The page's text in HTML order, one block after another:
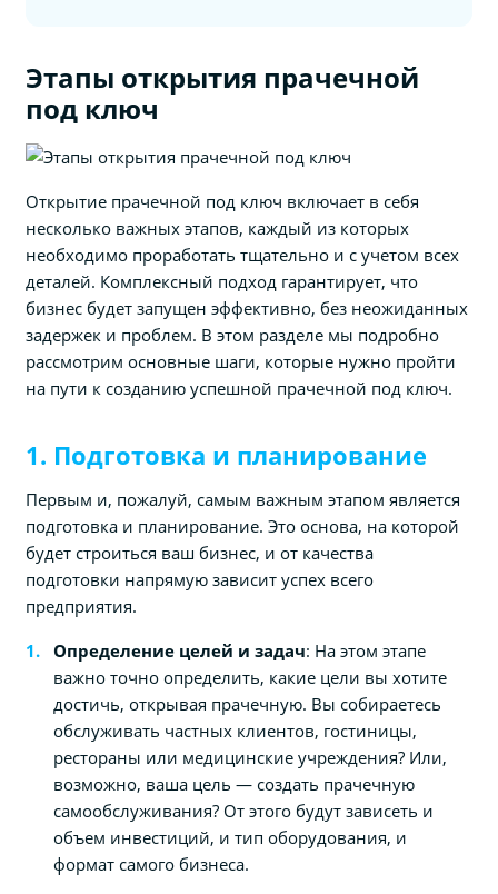
Этапы открытия прачечной
под ключ
Открытие прачечной под ключ включает в себя
несколько важных этапов, каждый из которых
необходимо проработать тщательно и с учетом всех
деталей. Комплексный подход гарантирует, что
бизнес будет запущен эффективно, без неожиданных
задержек и проблем. В этом разделе мы подробно
рассмотрим основные шаги, которые нужно пройти
на пути к созданию успешной прачечной под ключ.
1. Подготовка и планирование
Первым и, пожалуй, самым важным этапом является
подготовка и планирование. Это основа, на которой
будет строиться ваш бизнес, и от качества
подготовки напрямую зависит успех всего
предприятия.
Определение целей и задач: На этом этапе
важно точно определить, какие цели вы хотите
достичь, открывая прачечную. Вы собираетесь
обслуживать частных клиентов, гостиницы,
рестораны или медицинские учреждения? Или,
возможно, ваша цель — создать прачечную
самообслуживания? От этого будут зависеть и
объем инвестиций, и тип оборудования, и
формат самого бизнеса.